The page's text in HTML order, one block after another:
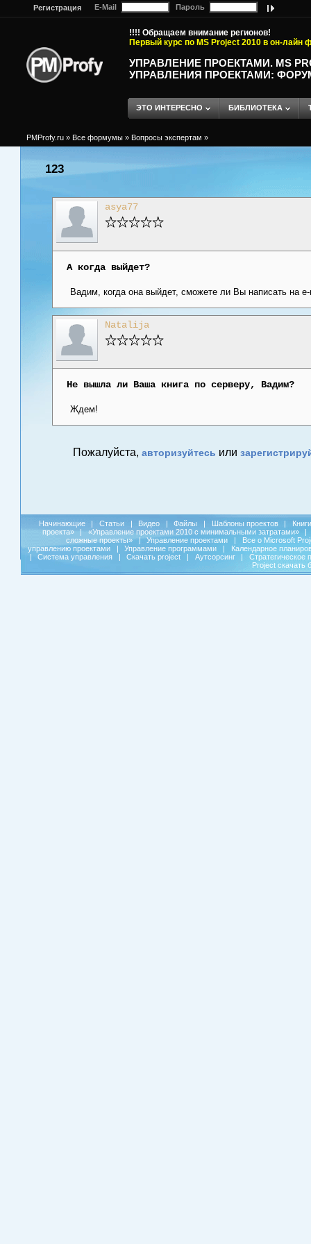
Регистрация E-Mail Пароль
!!!! Обращаем внимание регионов!
Первый курс по MS Project 2010 в он-лайн
УПРАВЛЕНИЕ ПРОЕКТАМИ. MS
УПРАВЛЕНИЯ ПРОЕКТАМИ:
ЭТО ИНТЕРЕСНО БИБЛИОТЕКА
PMProfy.ru » Все формумы » Вопросы экспертам »
123
asya77
А когда выйдет?
Вадим, когда она выйдет, сможете ли Вы написать на
Natalija
Не вышла ли Ваша книга по серверу, Вадим?
Ждем!
Пожалуйста, авторизуйтесь или
Начинающие | Статьи | Видео | Файлы | Шаблоны проектов |
Книги
проекта»
| «Управление проектами 2010 с минимальными затратами»
|
сложные проекты»
| Управление проектами |
Все о Microsoft
управлению проектами
| Управление программами |
Календарное
|
Система управления | Скачать project | Аутсорсинг |
Стратегическое
Project скачать